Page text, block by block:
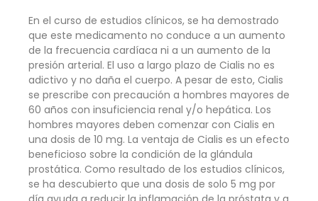
En el curso de estudios clínicos, se ha demostrado
que este medicamento no conduce a un aumento
de la frecuencia cardíaca ni a un aumento de la
presión arterial. El uso a largo plazo de Cialis no es
adictivo y no daña el cuerpo. A pesar de esto, Cialis
se prescribe con precaución a hombres mayores de
60 años con insuficiencia renal y/o hepática. Los
hombres mayores deben comenzar con Cialis en
una dosis de 10 mg. La ventaja de Cialis es un efecto
beneficioso sobre la condición de la glándula
prostática. Como resultado de los estudios clínicos,
se ha descubierto que una dosis de solo 5 mg por